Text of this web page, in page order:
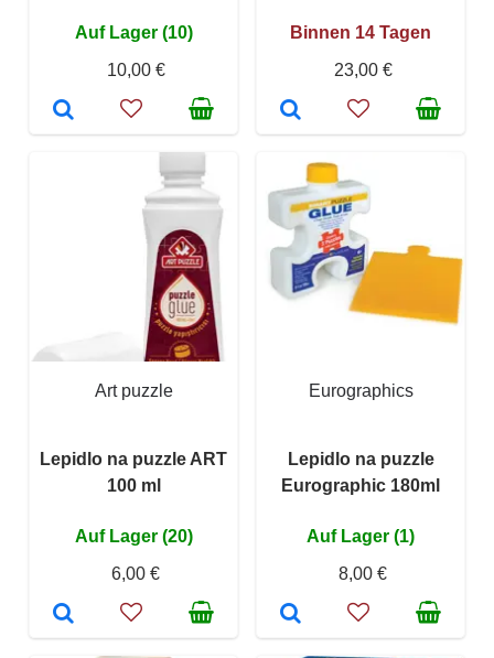
Auf Lager (10)
10,00 €
Binnen 14 Tagen
23,00 €
Art puzzle
Lepidlo na puzzle ART
100 ml
Auf Lager (20)
6,00 €
Eurographics
Lepidlo na puzzle
Eurographic 180ml
Auf Lager (1)
8,00 €